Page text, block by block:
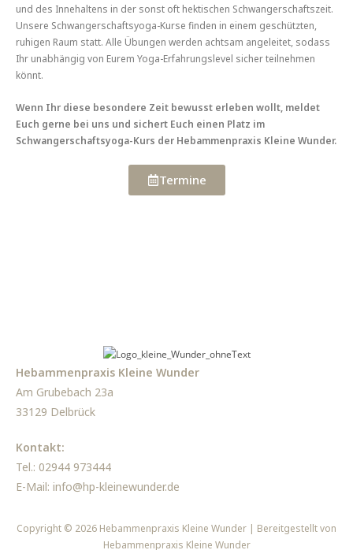
und des Innehaltens in der sonst oft hektischen Schwangerschaftszeit.
Unsere Schwangerschaftsyoga-Kurse finden in einem geschützten,
ruhigen Raum statt. Alle Übungen werden achtsam angeleitet, sodass
Ihr unabhängig von Eurem Yoga-Erfahrungslevel sicher teilnehmen
könnt.
Wenn Ihr diese besondere Zeit bewusst erleben wollt, meldet
Euch gerne bei uns und sichert Euch einen Platz im
Schwangerschaftsyoga-Kurs der Hebammenpraxis Kleine Wunder.
Termine
Hebammenpraxis Kleine Wunder
Am Grubebach 23a
33129 Delbrück
Kontakt:
Tel.: 02944 973444
E-Mail: info@hp-kleinewunder.de
Copyright © 2026 Hebammenpraxis Kleine Wunder | Bereitgestellt von
Hebammenpraxis Kleine Wunder